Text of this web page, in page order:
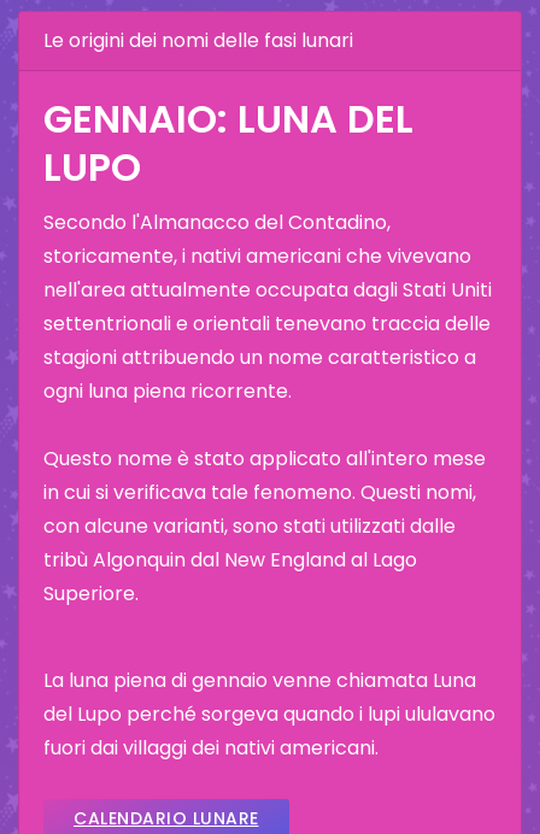
Le origini dei nomi delle fasi lunari
GENNAIO: LUNA DEL
LUPO
Secondo l'Almanacco del Contadino,
storicamente, i nativi americani che vivevano
nell'area attualmente occupata dagli Stati Uniti
settentrionali e orientali tenevano traccia delle
stagioni attribuendo un nome caratteristico a
ogni luna piena ricorrente.
Questo nome è stato applicato all'intero mese
in cui si verificava tale fenomeno. Questi nomi,
con alcune varianti, sono stati utilizzati dalle
tribù Algonquin dal New England al Lago
Superiore.
La luna piena di gennaio venne chiamata Luna
del Lupo perché sorgeva quando i lupi ululavano
fuori dai villaggi dei nativi americani.
CALENDARIO LUNARE